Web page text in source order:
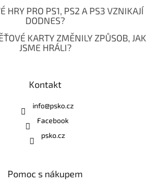
HRY PRO PS1, PS2 A PS3 VZNIKAJÍ
DODNES?
KARTY ZMĚNILY ZPŮSOB, JAK
JSME HRÁLI?
Kontakt
info@psko.cz
Facebook
psko.cz
Pomoc s nákupem